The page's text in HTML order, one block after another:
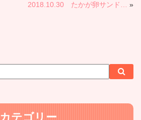
2018.10.30 たかが卵サンド…
»
カテゴリー